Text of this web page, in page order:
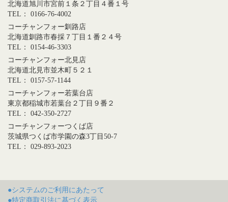
北海道旭川市宮前１条２丁目４番１号
TEL： 0166-76-4002
コーチャンフォー釧路店
北海道釧路市春採７丁目１番２４号
TEL： 0154-46-3303
コーチャンフォー北見店
北海道北見市並木町５２１
TEL： 0157-57-1144
コーチャンフォー若葉台店
東京都稲城市若葉台２丁目９番２
TEL： 042-350-2727
コーチャンフォーつくば店
茨城県つくば市学園の森3丁目50-7
TEL： 029-893-2023
●システムのご利用にあたって
●特定商取引法に基づく表示